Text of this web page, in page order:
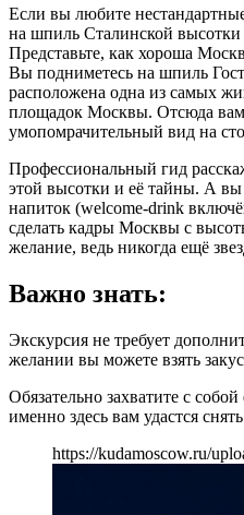
Если вы любите
на шпиль Сталинской
Представьте, как хороша
Вы подниметесь на шпиль
расположена одна из самых
площадок Москвы. Отсюда вам
умопомрачительный вид на
Профессиональный гид
этой высотки и её тайны. А
напиток (welcome-drink
сделать кадры Москвы с
желание, ведь никогда ещё
Важно знать:
Экскурсия не требует
желании вы можете взять
Обязательно захватите с
именно здесь вам удастся
https://kudamoscow.ru/